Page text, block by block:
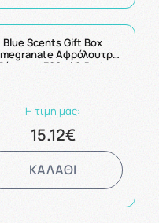
Blue Scents Gift Box
Αφρόλουτρο
300ml & Body
Η τιμή μας:
15.12€
ΚΑΛΑΘΙ